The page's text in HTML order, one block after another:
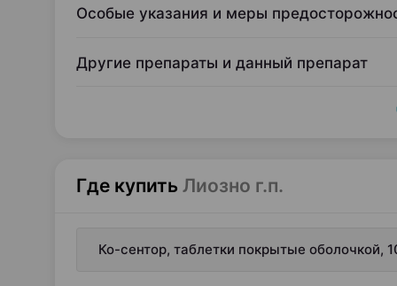
Особые указания и меры
Другие препараты и данный препарат
Где купить Лиозно г.п.
Ко-сентор, таблетки покрытые оболочкой,